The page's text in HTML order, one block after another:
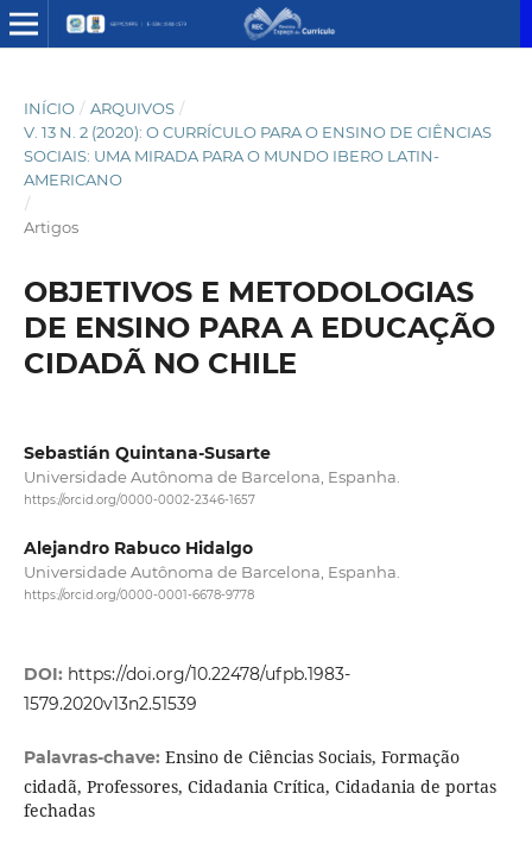
INÍCIO / ARQUIVOS /
V. 13 N. 2 (2020): O CURRÍCULO PARA O ENSINO DE CIÊNCIAS
SOCIAIS: UMA MIRADA PARA O MUNDO IBERO LATIN-
AMERICANO
/
Artigos
OBJETIVOS E METODOLOGIAS
DE ENSINO PARA A EDUCAÇÃO
CIDADÃ NO CHILE
Sebastián Quintana-Susarte
Universidade Autônoma de Barcelona, Espanha.
https://orcid.org/0000-0002-2346-1657
Alejandro Rabuco Hidalgo
Universidade Autônoma de Barcelona, Espanha.
https://orcid.org/0000-0001-6678-9778
DOI: https://doi.org/10.22478/ufpb.1983-
1579.2020v13n2.51539
Palavras-chave: Ensino de Ciências Sociais, Formação
cidadã, Professores, Cidadania Crítica, Cidadania de portas
fechadas